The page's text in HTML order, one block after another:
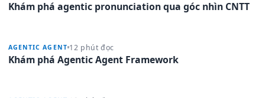
Khám phá agentic pronunciation qua góc nhìn CNTT
AGENTIC AGENT 12 phút đọc
Khám phá Agentic Agent Framework